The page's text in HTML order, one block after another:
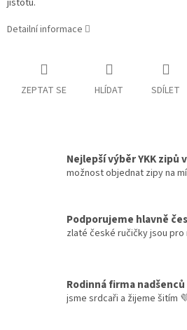
jistotu.
Detailní informace
ZEPTAT SE HLÍDAT SDÍLET
Nejlepší výběr YKK zipů v
možnost objednat zipy na
Podporujeme hlavně
zlaté české ručičky jsou pro
Rodinná firma nadšenců
jsme srdcaři a žijeme šitím